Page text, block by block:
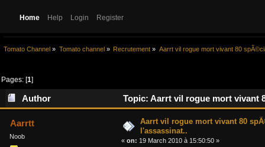
Home Help Login Register
Tomato Channel » Tomato channel» Recrutement » Aarrt vil rogue mort vivant 80
Pages: [1
Author Topic: Aarrt vil rogue mort vivant
Aarrtt
Noob
Aarrt vil rogue mort vivant 80
l'assassinat..
« on: 19 March 2010 à 15:50:50 »